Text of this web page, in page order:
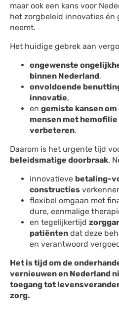
maar ook een kans voor
het zorgbeleid innovaties én
neemt.
Het huidige gebrek aan
ongewenste
binnen Nederland,
onvoldoende
innovatie,
en gemiste kansen
mensen met
verbeteren.
Daarom is het urgente tijd
beleidsmatige doorbraak.
innovatieve betaling-
constructies
flexibel omgaan met
dure, eenmalige
en tegelijkertijd
patiënten dat deze
en verantwoord
Het is tijd om de
vernieuwen en Nederland
toegang tot
zorg.